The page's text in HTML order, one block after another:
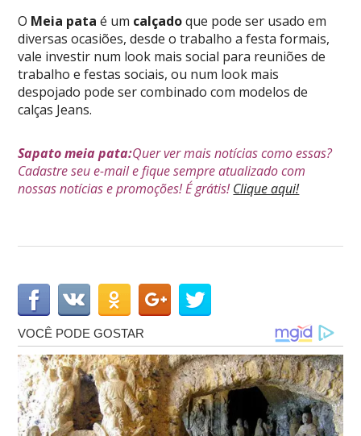
O Meia pataé um calçadoque pode ser usado em
diversas ocasiões, desde o trabalho a festa formais,
vale investir num look mais social para reuniões de
trabalho e festas sociais, ou num look mais
despojado pode ser combinado com modelos de
calças Jeans.
Sapato meia pata:Quer ver mais notícias como essas?
Cadastre seu e-mail e fique sempre atualizado com
nossas notícias e promoções! É grátis!Clique aqui!